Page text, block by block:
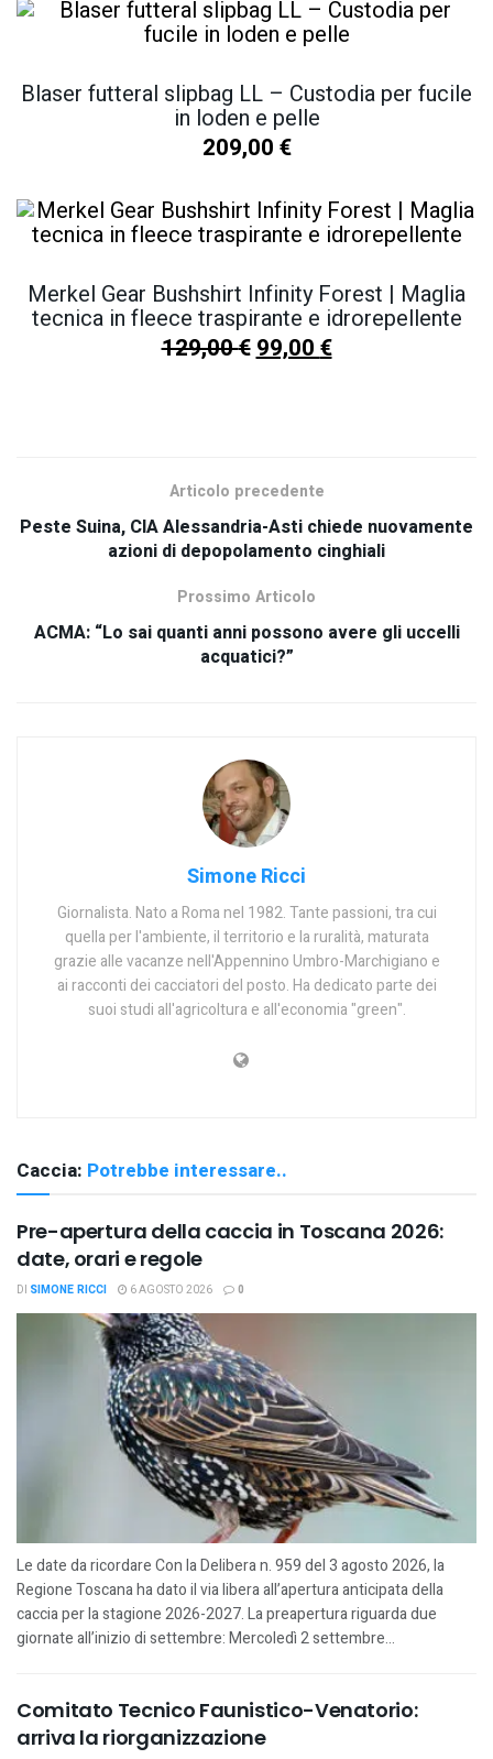
Blaser futteral slipbag LL – Custodia per fucile
in loden e pelle
209,00 €
Merkel Gear Bushshirt Infinity Forest | Maglia
tecnica in fleece traspirante e idrorepellente
129,00€99,00€
Articolo precedente
Peste Suina, CIA Alessandria-Asti chiede nuovamente
azioni di depopolamento cinghiali
Prossimo Articolo
ACMA: “Lo sai quanti anni possono avere gli uccelli
acquatici?”
Simone Ricci
Giornalista. Nato a Roma nel 1982. Tante passioni, tra cui
quella per l'ambiente, il territorio e la ruralità, maturata
grazie alle vacanze nell'Appennino Umbro-Marchigiano e
ai racconti dei cacciatori del posto. Ha dedicato parte dei
suoi studi all'agricoltura e all'economia "green".
Caccia: Potrebbe interessare..
Pre-apertura della caccia in Toscana 2026:
date, orari e regole
DI SIMONE RICCI 6 AGOSTO 2026 0
Le date da ricordare Con la Delibera n. 959 del 3 agosto 2026, la
Regione Toscana ha dato il via libera all’apertura anticipata della
caccia per la stagione 2026-2027. La preapertura riguarda due
giornate all’inizio di settembre: Mercoledì 2 settembre...
Comitato Tecnico Faunistico-Venatorio:
arriva la riorganizzazione